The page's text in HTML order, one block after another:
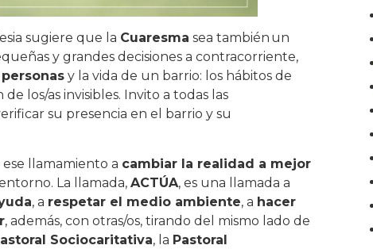
sugiere que la Cuaresma sea también un
y grandes decisiones a contracorriente,
y la vida de un barrio: los hábitos de
los/as invisibles. Invito a todas las
su presencia en el barrio y su
llamamiento a cambiar la realidad a mejor
La llamada, ACTÚA, es una llamada a
, a respetar el medio ambiente, a hacer
, además, con otras/os, tirando del mismo lado de
Sociocaritativa, la Pastoral